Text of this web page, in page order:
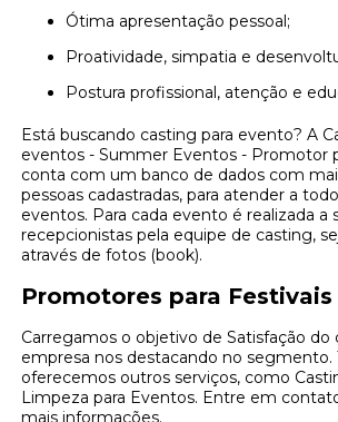
Ótima apresentação pessoal;
Proatividade, simpatia e
Postura profissional, atenção e
Está buscando casting para evento? A
eventos - Summer Eventos - Promotor
conta com um banco de dados com
pessoas cadastradas, para atender a
eventos. Para cada evento é realizada a
recepcionistas pela equipe de casting,
através de fotos (book).
Promotores para Festivais
Carregamos o objetivo de Satisfação do
empresa nos destacando no segmento.
oferecemos outros serviços, como
Limpeza para Eventos. Entre em
mais informações.